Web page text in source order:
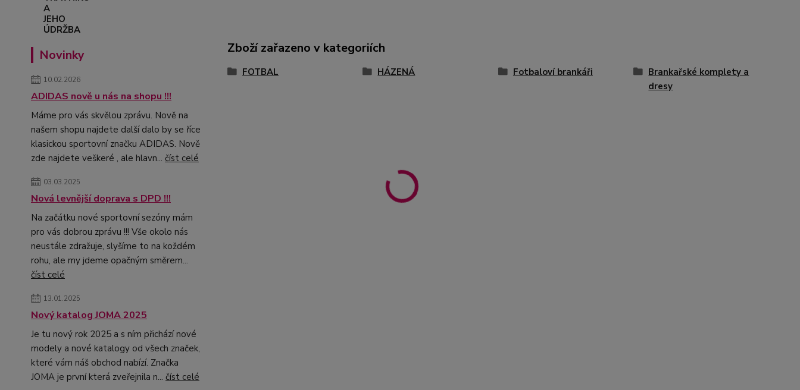
Novinky
10.02.2026
ADIDAS nově u nás na shopu !!!
Máme pro vás skvělou zprávu. Nově na
našem shopu najdete další dalo by se říce
klasickou sportovní značku ADIDAS. Nově
zde najdete veškeré , ale hlavn... číst celé
03.03.2025
Nová levnější doprava s DPD !!!
Na začátku nové sportovní sezóny mám
pro vás dobrou zprávu !!! Vše okolo nás
neustále zdražuje, slyšíme to na koždém
rohu, ale my jdeme opačným směrem...
číst celé
13.01.2025
Nový katalog JOMA 2025
Je tu nový rok 2025 a s ním přichází nové
modely a nové katalogy od všech značek,
které vám náš obchod nabízí. Značka
JOMA je první která zveřejnila n... číst celé
Zboží zařazeno v kategoriích
FOTBAL HÁZENÁ Fotbaloví brankáři
Brankařské komplety a
dresy